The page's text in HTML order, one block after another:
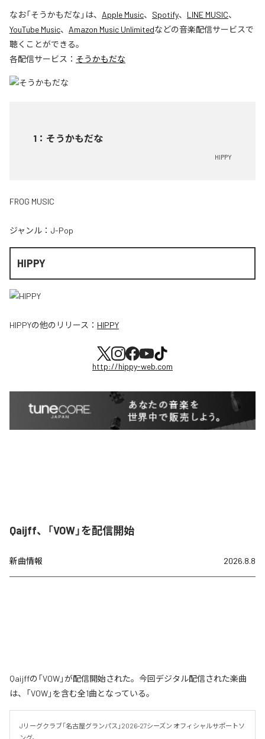
なお「そうかもだな 」は、 Apple Music、 Spotify、 LINE MUSIC、
YouTube Music、 Amazon Music Unlimitedなどの音楽配信サービスで
聴くことができる。
各配信サービス： そうかもだな
1 ： そうかもだな
HIPPY
FROG MUSIC
ジャンル： J-Pop
HIPPY
HIPPYの他のリリース： HIPPY
http://hippy-web.com
Qaijff、「VOW」を配信開始
新曲情報 2026.8.8
Qaijffの「VOW」が配信開始された。今回デジタル配信された楽曲
は、「VOW」を含む全1曲となっている。
Jリーグクラブ「名古屋グランパス」2026-27シーズン オフィシャルサポートソ
ング。